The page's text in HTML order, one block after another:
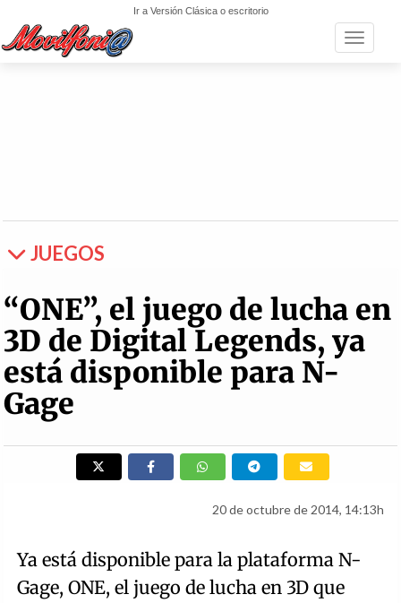
Ir a Versión Clásica o escritorio
Toggle
JUEGOS
“ONE”, el juego de lucha en
3D de Digital Legends, ya
está disponible para N-
Gage
20 de octubre de 2014, 14:13h
Ya está disponible para la plataforma N-
Gage, ONE, el juego de lucha en 3D que